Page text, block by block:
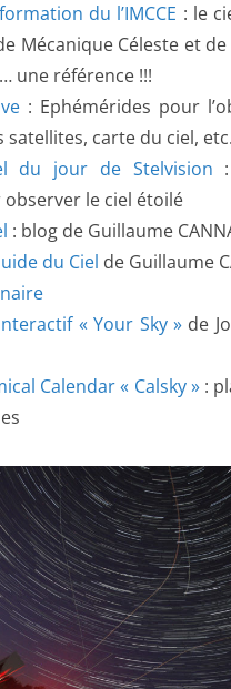
du l’IMCCE : le
Mécanique Céleste et de
une référence !!!
: Ephémérides pour
satellites, carte du ciel,
du jour de Stelvision
le ciel étoilé
: blog de Guillaume
du Ciel de Guillaume
« Your Sky »de
Calendar « Calsky »: